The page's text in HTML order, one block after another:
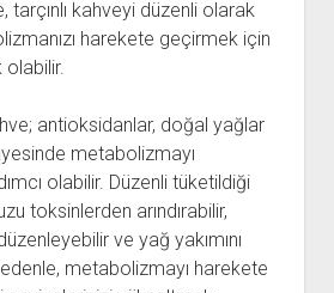
tarçınlı kahveyi düzenli olarak
harekete geçirmek için
antioksidanlar, doğal yağlar
metabolizmayı
olabilir. Düzenli tüketildiği
toksinlerden arındırabilir,
ve yağ yakımını
metabolizmayı harekete